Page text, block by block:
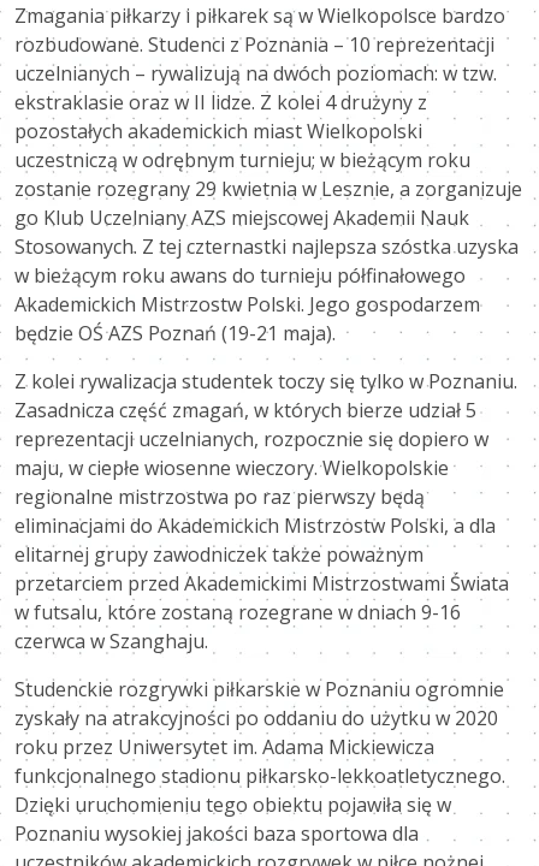
Zmagania piłkarzy i piłkarek są w Wielkopolsce bardzo
rozbudowane. Studenci z Poznania – 10 reprezentacji
uczelnianych – rywalizują na dwóch poziomach: w tzw.
ekstraklasie oraz w II lidze. Z kolei 4 drużyny z
pozostałych akademickich miast Wielkopolski
uczestniczą w odrębnym turnieju; w bieżącym roku
zostanie rozegrany 29 kwietnia w Lesznie, a zorganizuje
go Klub Uczelniany AZS miejscowej Akademii Nauk
Stosowanych. Z tej czternastki najlepsza szóstka uzyska
w bieżącym roku awans do turnieju półfinałowego
Akademickich Mistrzostw Polski. Jego gospodarzem
będzie OŚ AZS Poznań (19-21 maja).
Z kolei rywalizacja studentek toczy się tylko w Poznaniu.
Zasadnicza część zmagań, w których bierze udział 5
reprezentacji uczelnianych, rozpocznie się dopiero w
maju, w ciepłe wiosenne wieczory. Wielkopolskie
regionalne mistrzostwa po raz pierwszy będą
eliminacjami do Akademickich Mistrzostw Polski, a dla
elitarnej grupy zawodniczek także poważnym
przetarciem przed Akademickimi Mistrzostwami Świata
w futsalu, które zostaną rozegrane w dniach 9-16
czerwca w Szanghaju.
Studenckie rozgrywki piłkarskie w Poznaniu ogromnie
zyskały na atrakcyjności po oddaniu do użytku w 2020
roku przez Uniwersytet im. Adama Mickiewicza
funkcjonalnego stadionu piłkarsko-lekkoatletycznego.
Dzięki uruchomieniu tego obiektu pojawiła się w
Poznaniu wysokiej jakości baza sportowa dla